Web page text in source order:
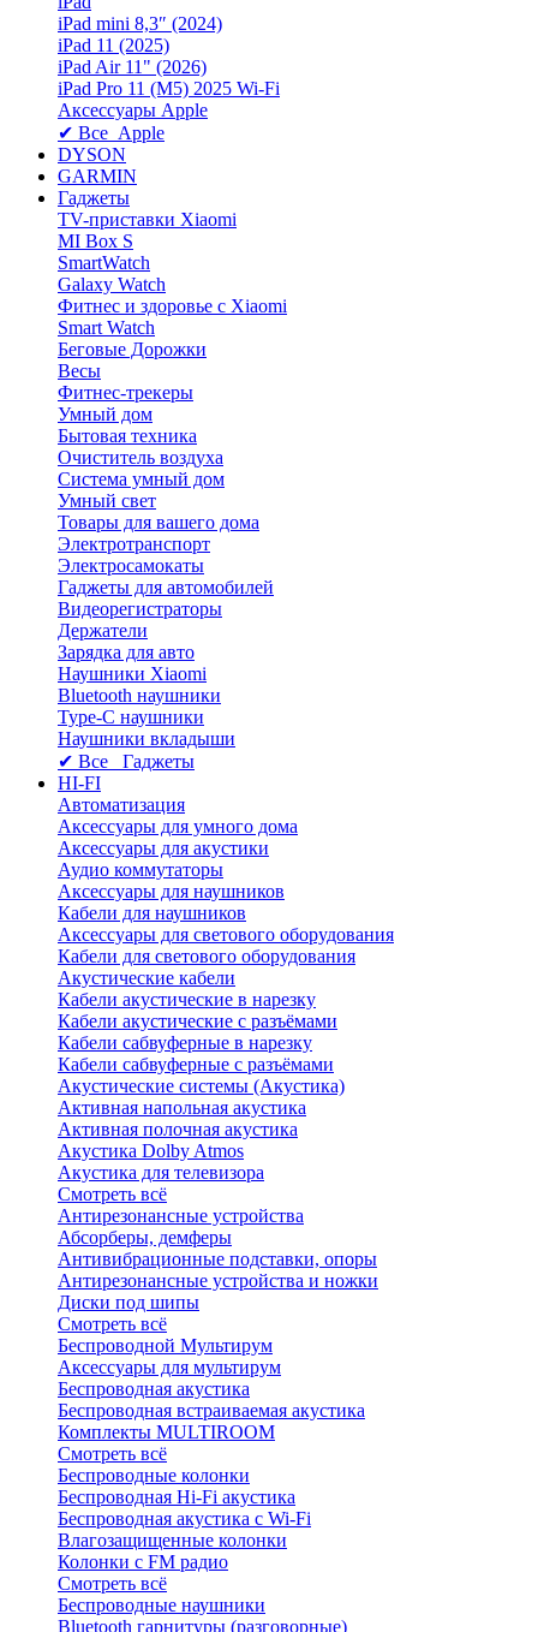
iPad mini 8,3″ (2024)
iPad 11 (2025)
iPad Air 11" (2026)
iPad Pro 11 (M5) 2025 Wi-Fi
Аксессуары Apple
✔ Все Apple
DYSON
GARMIN
Гаджеты
TV-приставки Xiaomi
MI Box S
SmartWatch
Galaxy Watch
Фитнес и здоровье с Xiaomi
Smart Watch
Беговые Дорожки
Весы
Фитнес-трекеры
Умный дом
Бытовая техника
Очиститель воздуха
Система умный дом
Умный свет
Товары для вашего дома
Электротранспорт
Электросамокаты
Гаджеты для автомобилей
Видеорегистраторы
Держатели
Зарядка для авто
Наушники Xiaomi
Bluetooth наушники
Type-C наушники
Наушники вкладыши
✔ Все Гаджеты
HI-FI
Автоматизация
Аксессуары для умного дома
Аксессуары для акустики
Аудио коммутаторы
Аксессуары для наушников
Кабели для наушников
Аксессуары для светового оборудования
Кабели для светового оборудования
Акустические кабели
Кабели акустические в нарезку
Кабели акустические с разъёмами
Кабели сабвуферные в нарезку
Кабели сабвуферные с разъёмами
Акустические системы (Акустика)
Активная напольная акустика
Активная полочная акустика
Акустика Dolby Atmos
Акустика для телевизора
Смотреть всё
Антирезонансные устройства
Абсорберы, демферы
Антивибрационные подставки, опоры
Антирезонансные устройства и ножки
Диски под шипы
Смотреть всё
Беспроводной Мультирум
Аксессуары для мультирум
Беспроводная акустика
Беспроводная встраиваемая акустика
Комплекты MULTIROOM
Смотреть всё
Беспроводные колонки
Беспроводная Hi-Fi акустика
Беспроводная акустика с Wi-Fi
Влагозащищенные колонки
Колонки с FM радио
Смотреть всё
Беспроводные наушники
Bluetоoth гарнитуры (разговорные)